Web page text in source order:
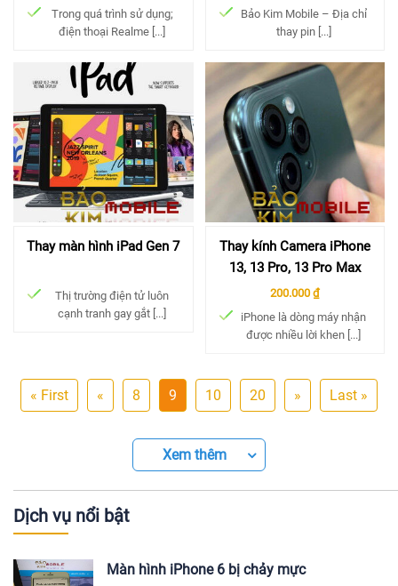
Trong quá trình sử dụng;
điện thoại Realme [...]
Bảo Kim Mobile – Địa chỉ
thay pin [...]
Thay màn hình iPad Gen 7
Thị trường điện tử luôn
cạnh tranh gay gắt [...]
Thay kính Camera iPhone
13, 13 Pro, 13 Pro Max
200.000 ₫
iPhone là dòng máy nhận
được nhiều lời khen [...]
« First « 8 9 10 20 » Last »
Xem thêm
Dịch vụ nổi bật
Màn hình iPhone 6 bị chảy mực